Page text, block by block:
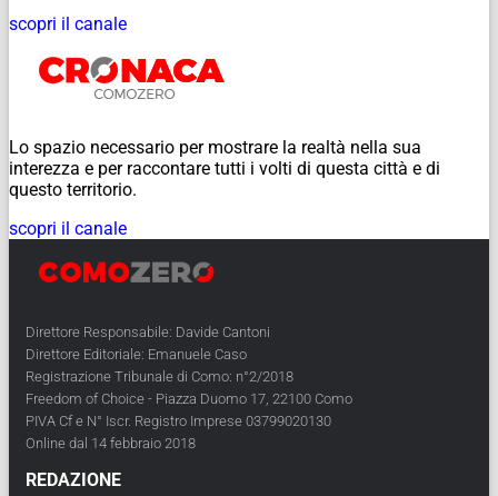
scopri il canale
Lo spazio necessario per mostrare la realtà nella sua
interezza e per raccontare tutti i volti di questa città e di
questo territorio.
scopri il canale
Direttore Responsabile: Davide Cantoni
Direttore Editoriale: Emanuele Caso
Registrazione Tribunale di Como: n°2/2018
Freedom of Choice - Piazza Duomo 17, 22100 Como
PIVA Cf e N° Iscr. Registro Imprese 03799020130
Online dal 14 febbraio 2018
REDAZIONE